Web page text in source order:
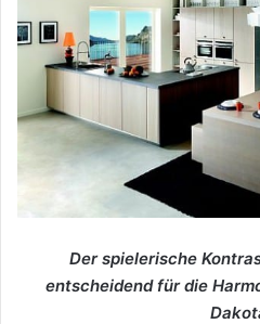
Der spielerische
entscheidend für die